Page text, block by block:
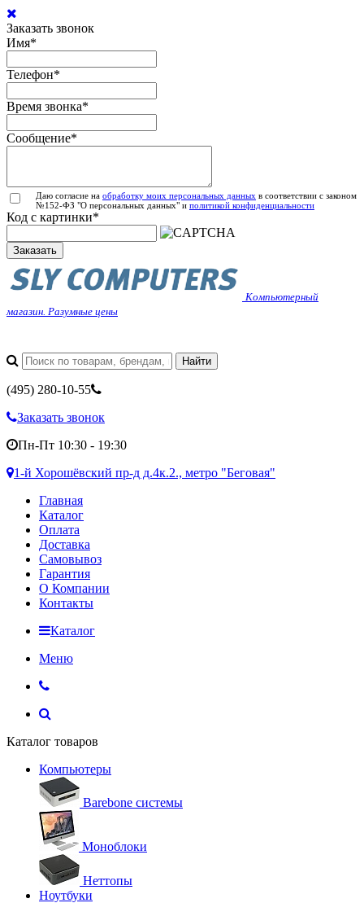
Заказать звонок
Имя*
Телефон*
Время звонка*
Сообщение*
Даю согласие на обработку моих персональных данных в соответствии с законом
№152-ФЗ "О персональных данных" и политикой конфиденциальности
Код с картинки*
Заказать
Компьютерный
магазин. Разумные цены
(495) 280-10-55
Заказать звонок
Пн-Пт 10:30 - 19:30
1-й Хорошёвский пр-д д.4к.2., метро "Беговая"
Главная
Каталог
Оплата
Доставка
Самовывоз
Гарантия
О Компании
Контакты
Каталог
Меню
Каталог товаров
Компьютеры
Barebone системы
Моноблоки
Неттопы
Ноутбуки